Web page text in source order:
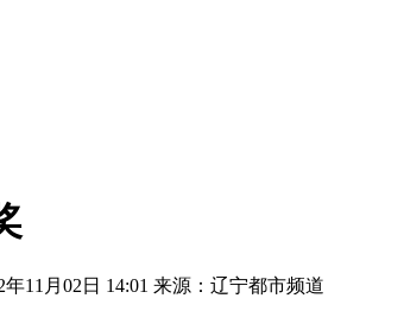
11月02日 14:01 来源：辽宁都市频道